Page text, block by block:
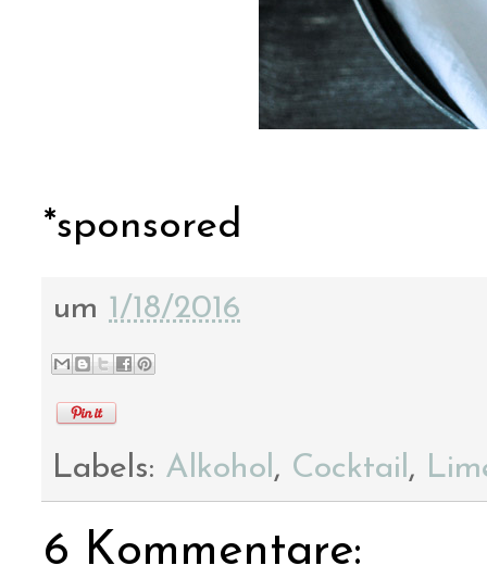
*sponsored
um 1/18/2016
Labels: Alkohol, Cocktail,
6 Kommentare: